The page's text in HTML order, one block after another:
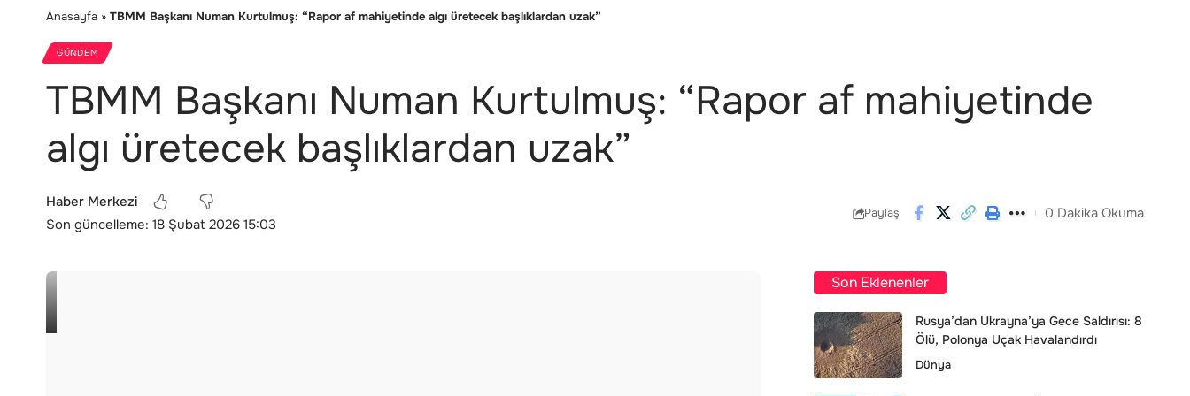
Anasayfa » TBMM Başkanı Numan Kurtulmuş: “Rapor af mahiyetinde algı üretecek başlıklardan uzak”
GÜNDEM
TBMM Başkanı Numan Kurtulmuş: “Rapor af mahiyetinde
algı üretecek başlıklardan uzak”
Son güncelleme: 18 Şubat 2026 15:03
Haber Merkezi
Paylaş 0 Dakika Okuma
Son Eklenenler
Rusya’dan Ukrayna’ya Gece Saldırısı: 8
Ölü, Polonya Uçak Havalandırdı
Dünya